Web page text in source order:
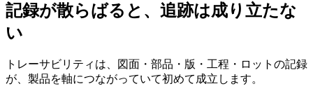
記録が散らばると、追跡は成り立たな
い
トレーサビリティは、図面・部品・版・工程・ロットの記録
が、製品を軸につながっていて初めて成立します。